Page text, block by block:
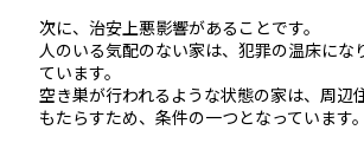
次に、治安上悪影響があることです。
人のいる気配のない家は、犯罪の温床にな
ています。
空き巣が行われるような状態の家は、周辺
もたらすため、条件の一つとなっています。